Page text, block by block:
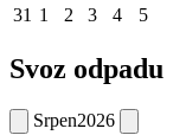
31 1 2 3 4 5
Svoz odpadu
Srpen2026